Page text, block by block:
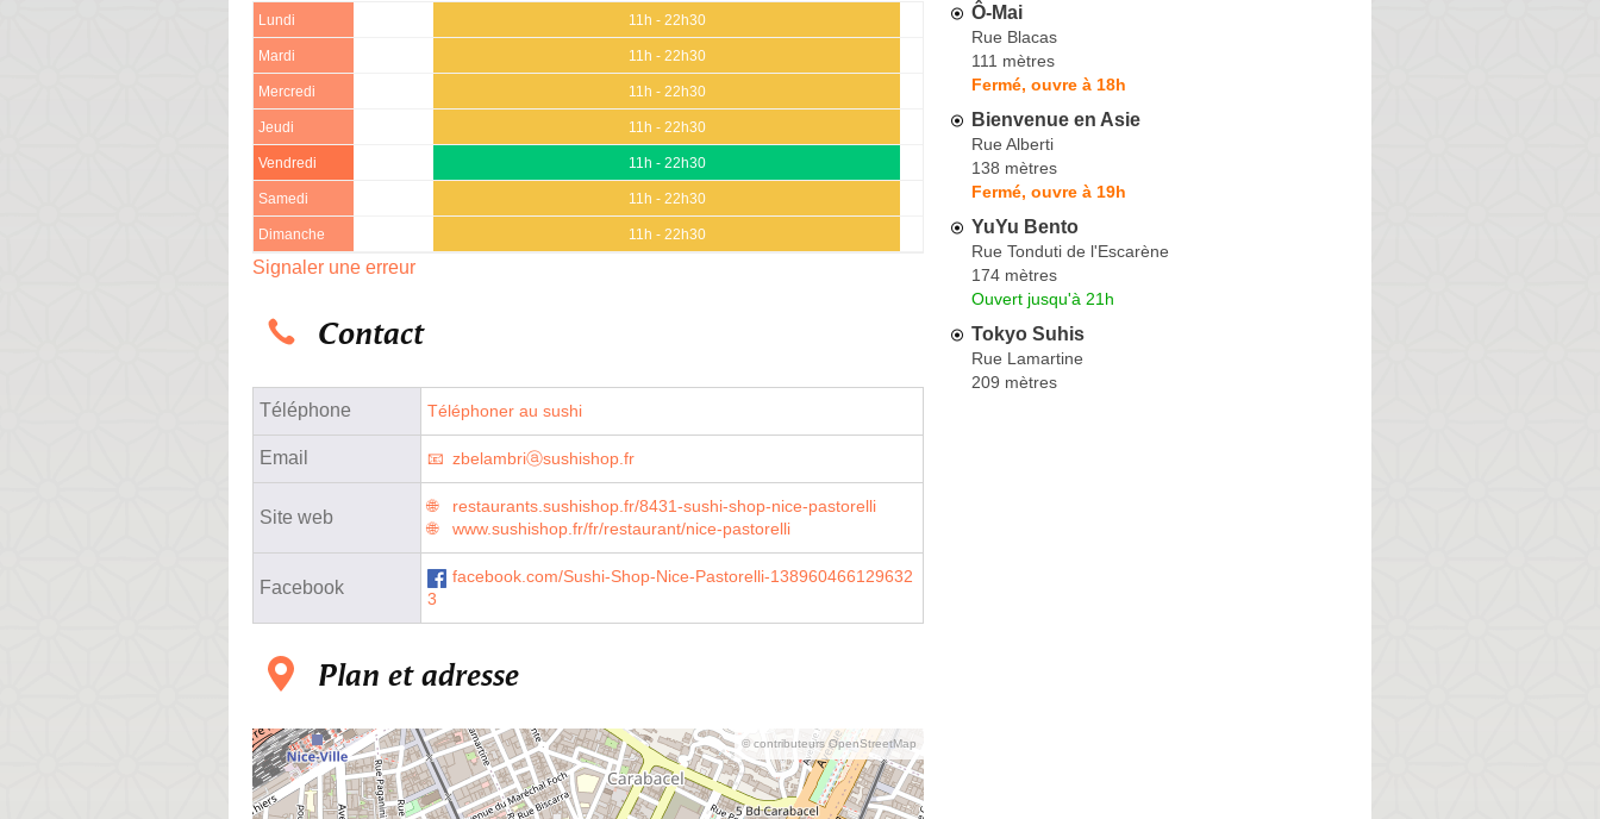
Lundi 11h - 22h30
Mardi 11h - 22h30
Mercredi 11h - 22h30
Jeudi 11h - 22h30
Vendredi 11h - 22h30
Samedi 11h - 22h30
Dimanche 11h - 22h30
Signaler une erreur
Contact
Téléphone Téléphoner au sushi
Email zbelambriⓐsushishop.fr
Site web
restaurants.sushishop.fr/8431-sushi-shop-nice-pastorelli
www.sushishop.fr/fr/restaurant/nice-pastorelli
Facebook
facebook.com/Sushi-Shop-Nice-Pastorelli-138960466129632
3
Plan et adresse
© contributeurs OpenStreetMap
Ô-Mai
Rue Blacas
111 mètres
Fermé, ouvre à 18h
Bienvenue en Asie
Rue Alberti
138 mètres
Fermé, ouvre à 19h
YuYu Bento
Rue Tonduti de l'Escarène
174 mètres
Ouvert jusqu'à 21h
Tokyo Suhis
Rue Lamartine
209 mètres